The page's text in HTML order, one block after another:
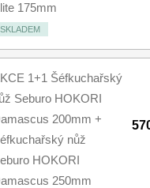
175mm
SKLADEM
1+1 Šéfkuchařský
Seburo HOKORI
200mm +
nůž
HOKORI
250mm